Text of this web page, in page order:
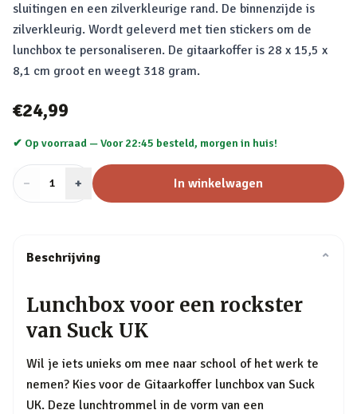
sluitingen en een zilverkleurige rand. De binnenzijde is
zilverkleurig. Wordt geleverd met tien stickers om de
lunchbox te personaliseren. De gitaarkoffer is 28 x 15,5 x
8,1 cm groot en weegt 318 gram.
€24,99
✔ Op voorraad —Voor 22:45 besteld, morgen in huis!
− Aantal
1 + In winkelwagen
Beschrijving ⌄
Lunchbox voor een rockster
van Suck UK
Wil je iets unieks om mee naar school of het werk te
nemen? Kies voor de Gitaarkoffer lunchbox van Suck
UK. Deze lunchtrommel in de vorm van een